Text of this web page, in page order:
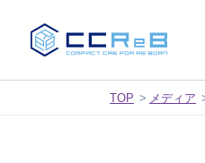
TOP メディア